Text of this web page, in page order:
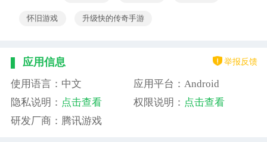
怀旧游戏 升级快的传奇手游
应用信息 举报反馈
使用语言：中文
应用平台：Android
隐私说明： 点击查看 权限说明： 点击查看
研发厂商：腾讯游戏